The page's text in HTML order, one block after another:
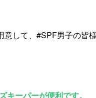
して、 #SPF男子の皆
ーパーが便利です。